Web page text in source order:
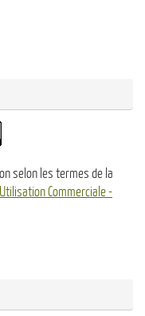
selon les termes de la
Commerciale -